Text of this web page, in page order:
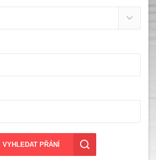
VYHLEDAT PŘÁNÍ